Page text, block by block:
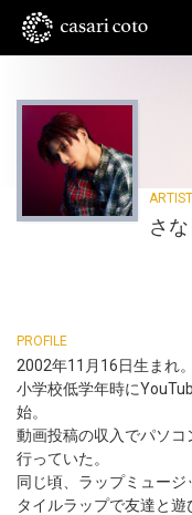
さな
2002年11月16日生まれ。
小学校低学年時に
始。
動画投稿の収入でパソ
行っていた。
同じ頃、ラップミュー
タイルラップで友達と